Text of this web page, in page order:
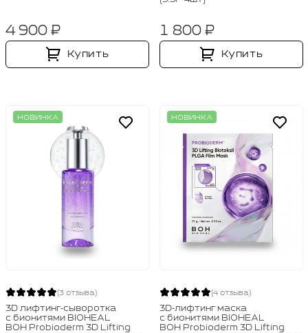
4 900 ₽
Купить
1 800 ₽
Купить
НОВИНКА
(3 отзыва)
3D лифтинг‑сыворотка
с бионитями BIOHEAL
BOH Probioderm 3D Lifting
НОВИНКА
(4 отзыва)
3D‑лифтинг маска
с бионитями BIOHEAL
BOH Probioderm 3D Lifting